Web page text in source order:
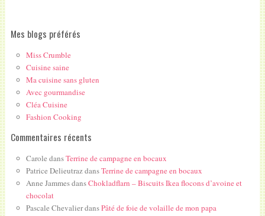
Mes blogs préférés
Miss Crumble
Cuisine saine
Ma cuisine sans gluten
Avec gourmandise
Cléa Cuisine
Fashion Cooking
Commentaires récents
Carole dansTerrine de campagne en bocaux
Patrice DelieutrazdansTerrine de campagne en bocaux
Anne JammesdansChokladflarn – Biscuits Ikea flocons d’avoine et
chocolat
Pascale ChevalierdansPâté de foie de volaille de mon papa